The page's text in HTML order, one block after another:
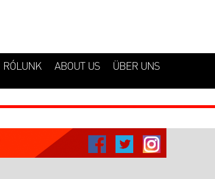
RÓLUNK ABOUT US ÜBER UNS